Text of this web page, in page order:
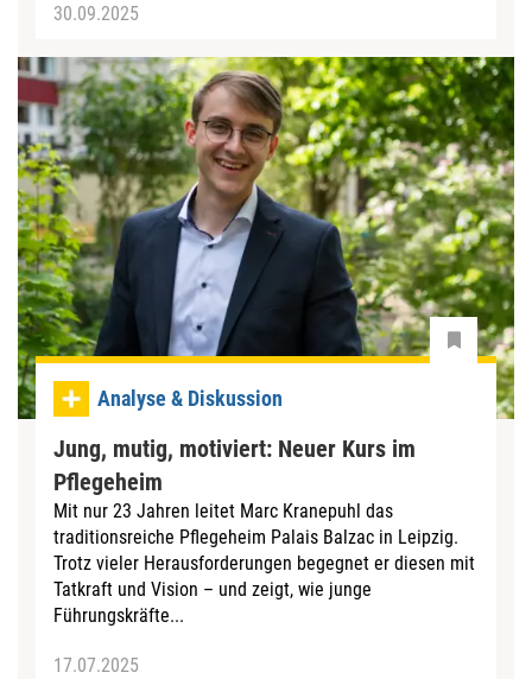
30.09.2025
Analyse & Diskussion
Jung, mutig, motiviert: Neuer Kurs im
Pflegeheim
Mit nur 23 Jahren leitet Marc Kranepuhl das
traditionsreiche Pflegeheim Palais Balzac in Leipzig.
Trotz vieler Herausforderungen begegnet er diesen mit
Tatkraft und Vision – und zeigt, wie junge
Führungskräfte...
17.07.2025